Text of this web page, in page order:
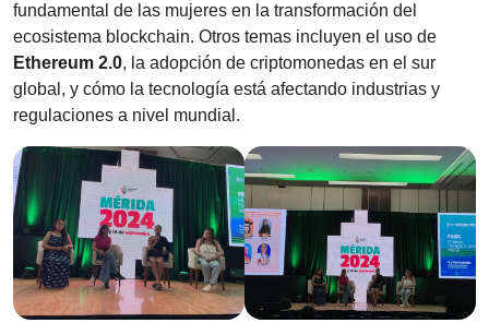
fundamental de las mujeres en la transformación del
ecosistema blockchain. Otros temas incluyen el uso de
Ethereum 2.0, la adopción de criptomonedas en el sur
global, y cómo la tecnología está afectando industrias y
regulaciones a nivel mundial.